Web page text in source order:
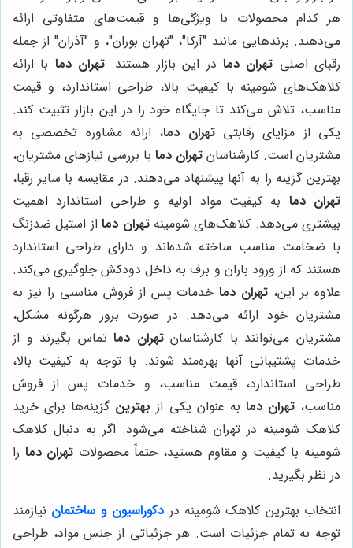
هر کدام محصولات با ویژگی‌ها و قیمت‌های متفاوتی ارائه
می‌دهند. برندهایی مانند "آرکا"، "تهران بوران"، و "آذران" از جمله
رقبای اصلی تهران دما در این بازار هستند. تهران دما با ارائه
کلاهک‌های شومینه با کیفیت بالا، طراحی استاندارد، و قیمت
مناسب، تلاش می‌کند تا جایگاه خود را در این بازار تثبیت کند.
یکی از مزایای رقابتیتهران دما، ارائه مشاوره تخصصی به
مشتریان است. کارشناسان تهران دما با بررسی نیازهای مشتریان،
بهترین گزینه را به آنها پیشنهاد می‌دهند. در مقایسه با سایر رقبا،
تهران دما به کیفیت مواد اولیه و طراحی استاندارد اهمیت
بیشتری می‌دهد. کلاهک‌های شومینهتهران دمااز استیل ضدزنگ
با ضخامت مناسب ساخته شده‌اند و دارای طراحی استاندارد
هستند که از ورود باران و برف به داخل دودکش جلوگیری می‌کند.
علاوه بر این، تهران دماخدمات پس از فروش مناسبی را نیز به
مشتریان خود ارائه می‌دهد. در صورت بروز هرگونه مشکل،
مشتریان می‌توانند با کارشناسانتهران دماتماس بگیرند و از
خدمات پشتیبانی آنها بهره‌مند شوند. با توجه به کیفیت بالا،
طراحی استاندارد، قیمت مناسب، و خدمات پس از فروش
مناسب،تهران دما به عنوان یکی از بهترین گزینه‌ها برای خرید
کلاهک شومینه در تهران شناخته می‌شود. اگر به دنبال کلاهک
شومینه با کیفیت و مقاوم هستید، حتماً محصولات تهران دما را
در نظر بگیرید.
انتخاب بهترین کلاهک شومینه در دکوراسیون و ساختمان نیازمند
توجه به تمام جزئیات است. هر جزئیاتی از جنس مواد، طراحی